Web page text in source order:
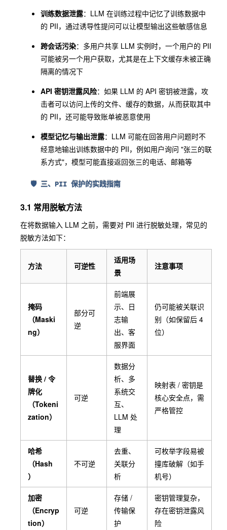
训练数据泄露：LLM 在训练过程中记忆了训练数据中
的 PII，通过诱导性提问可以让模型输出这些敏感信息
跨会话污染：多用户共享 LLM 实例时，一个用户的 PII
可能被另一个用户获取，尤其是在上下文缓存未被正确
隔离的情况下
API 密钥泄露风险：如果 LLM 的 API 密钥被泄露，攻
击者可以访问上传的文件、缓存的数据，从而获取其中
的 PII，还可能导致账单被恶意使用
模型记忆与输出泄露：LLM 可能在回答用户问题时不
经意地输出训练数据中的 PII，例如用户询问 "张三的联
系方式"，模型可能直接返回张三的电话、邮箱等
🛡️ 三、PII 保护的实践指南
3.1 常用脱敏方法
在将数据输入 LLM 之前，需要对 PII 进行脱敏处理，常见的
脱敏方法如下：
方法 可逆性
适用场
景
注意事项
掩码
（Maski
ng）
部分可
逆
前端展
示、日
志输
出、客
服界面
仍可能被关联识
别（如保留后 4
位）
替换 / 令
牌化
（Tokeni
zation）
可逆
数据分
析、多
系统交
互、
LLM 处
理
映射表 / 密钥是
核心安全点，需
严格管控
哈希
（Hash
）
不可逆
去重、
关联分
析
可枚举字段易被
撞库破解（如手
机号）
加密
（Encryp
tion）
可逆
存储 /
传输保
护
密钥管理复杂，
存在密钥泄露风
险